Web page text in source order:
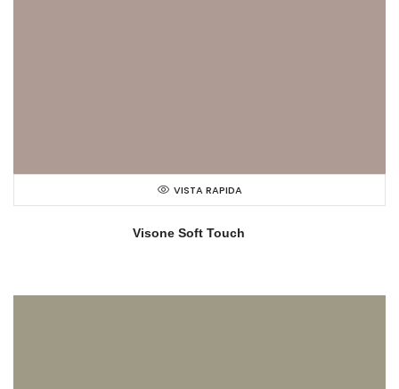
VISTA RAPIDA
Visone Soft Touch